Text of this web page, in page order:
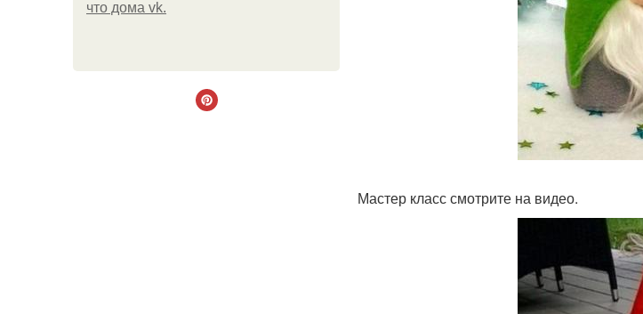
что дома vk.
Мастер класс смотрите на видео.